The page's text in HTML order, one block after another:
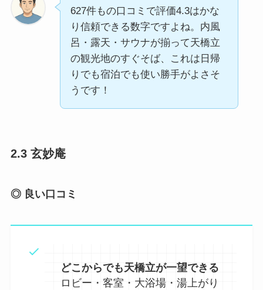
627件もの口コミで評価4.3はかな
り信頼できる数字ですよね。内風
呂・露天・サウナが揃って天橋立
の観光地のすぐそば、これは日帰
りでも宿泊でも使い勝手がよさそ
うです！
2.3 玄妙庵
◎ 良い口コミ
どこからでも天橋立が一望できる
ロビー・客室・大浴場・湯上がり